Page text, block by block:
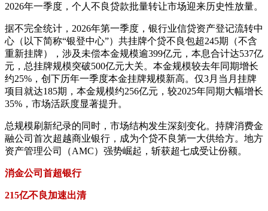
2026年一季度，个人不良贷款批量转让市场迎来历史性放量。
据不完全统计，2026年第一季度，银行业信贷资产登记流转中
心（以下简称“银登中心”）共挂牌个贷不良包超245期（不含
重新挂牌），涉及未偿本金规模逾399亿元，本息合计达537亿
元，总挂牌规模突破500亿元大关。本金规模较去年同期增长
约25%，创下历年一季度本金挂牌规模新高。仅3月当月挂牌
项目就达185期，本金规模约256亿元，较2025年同期大幅增长
35%，市场活跃度显著提升。
总规模刷新纪录的同时，市场结构发生深刻变化。持牌消费金
融公司首次超越商业银行，成为个贷不良第一大供给方。地方
资产管理公司（AMC）强势崛起，斩获超七成受让份额。
消金公司首超银行
215亿不良加速出清